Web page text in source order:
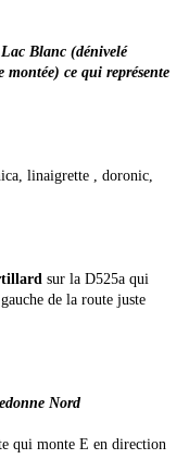
Blanc (dénivelé
ce qui représente
linaigrette , doronic,
sur la D525a qui
de la route juste
Nord
qui monte E en direction